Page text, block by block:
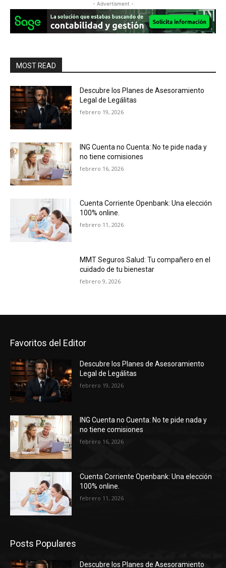
- Advertisment -
MOST READ
Descubre los Planes de Asesoramiento
Legal de Legálitas
febrero 19, 2026
ING Cuenta no Cuenta: No te pide nada y
no tiene comisiones
febrero 16, 2026
Cuenta Corriente Openbank: Una elección
100% online.
febrero 11, 2026
MMT Seguros Salud: Tu compañero en el
cuidado de tu bienestar
febrero 9, 2026
Favoritos del Editor
Descubre los Planes de Asesoramiento
Legal de Legálitas
febrero 19, 2026
ING Cuenta no Cuenta: No te pide nada y
no tiene comisiones
febrero 16, 2026
Cuenta Corriente Openbank: Una elección
100% online.
febrero 11, 2026
Posts Populares
Descubre los Planes de Asesoramiento